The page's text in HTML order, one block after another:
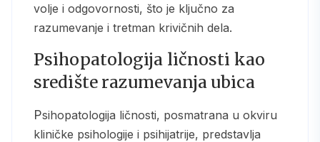
volje i odgovornosti, što je ključno za
razumevanje i tretman krivičnih dela.
Psihopatologija ličnosti kao
središte razumevanja ubica
Psihopatologija ličnosti, posmatrana u okviru
kliničke psihologije i psihijatrije, predstavlja